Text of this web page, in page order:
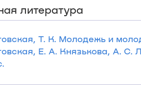
литература
Т. К. Молодежь и
Е. А. Князькова, А.